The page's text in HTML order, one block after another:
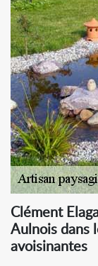
Clément
Aulnois dans
avoisinantes